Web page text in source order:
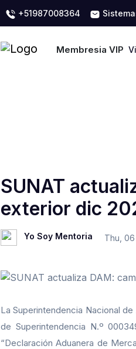
+51987008364
Membresia VIP
SUNAT
exterior dic
Yo Soy Mentoria Thu,
La Superintendencia Nacional
de Superintendencia N.º
“Declaración Aduanera de